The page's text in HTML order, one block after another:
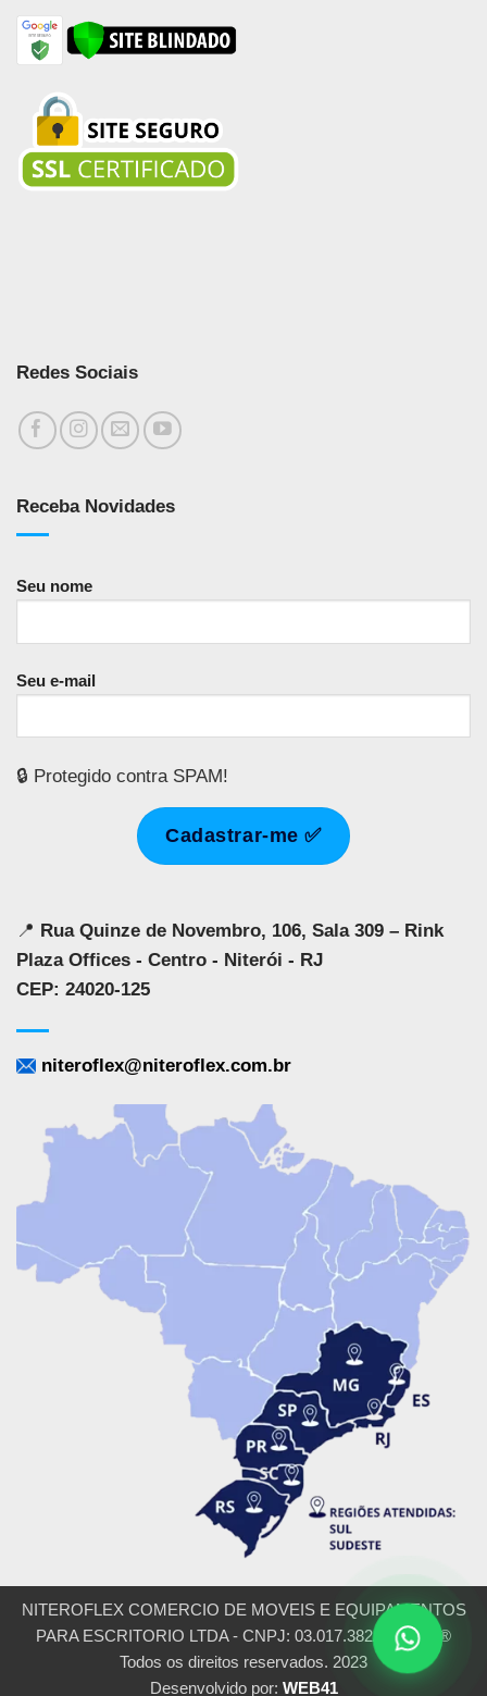
Redes Sociais
Receba Novidades
Seu nome
Seu e-mail
🔒 Protegido contra SPAM!
📍 Rua Quinze de Novembro, 106, Sala 309 – Rink
Plaza Offices - Centro - Niterói - RJ
CEP: 24020-125
niteroflex@niteroflex.com.br
NITEROFLEX COMERCIO DE MOVEIS E EQUIPAMENTOS
PARA ESCRITORIO LTDA - CNPJ: 03.017.382/0001-54 ®
Todos os direitos reservados. 2023
Desenvolvido por: WEB41